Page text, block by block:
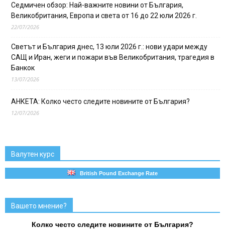
Седмичен обзор: Най-важните новини от България,
Великобритания, Европа и света от 16 до 22 юли 2026 г.
22/07/2026
Светът и България днес, 13 юли 2026 г.: нови удари между
САЩ и Иран, жеги и пожари във Великобритания, трагедия в
Банкок
13/07/2026
АНКЕТА: Колко често следите новините от България?
12/07/2026
Валутен курс
British Pound Exchange Rate
Вашето мнение?
Колко често следите новините от България?